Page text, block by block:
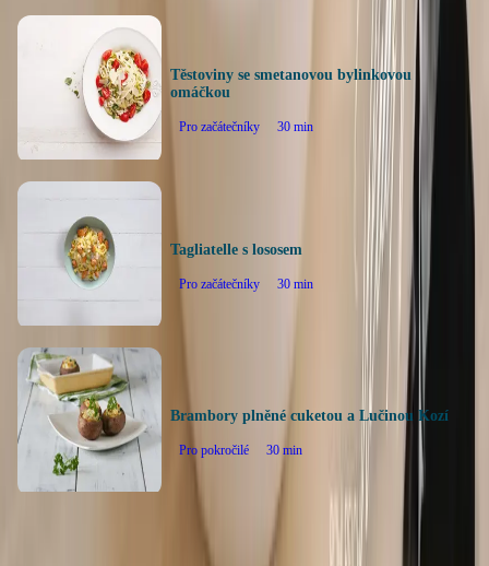
Těstoviny se smetanovou bylinkovou
omáčkou
Pro začátečníky 30 min
Tagliatelle s lososem
Pro začátečníky 30 min
Brambory plněné cuketou a Lučinou Kozí
Pro pokročilé 30 min